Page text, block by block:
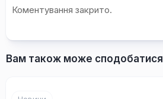
Коментування закрито.
Вам також може сподобатися